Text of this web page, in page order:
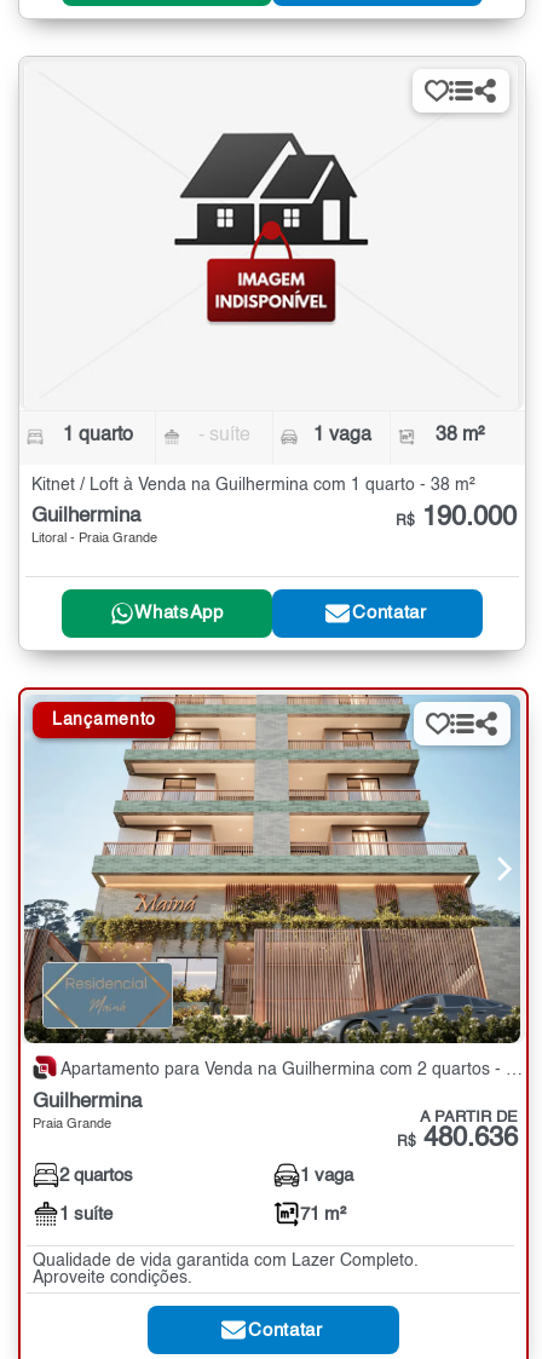
1 quarto - suíte 1 vaga 38 m²
Kitnet / Loft à Venda na Guilhermina com 1 quarto - 38 m²
Guilhermina
Litoral - Praia Grande
R$ 190.000
WhatsApp Contatar
Lançamento
Apartamento para Venda na Guilhermina com 2 quartos - 71 m²
Guilhermina
Praia Grande A PARTIR DE
R$ 480.636
2 quartos
1 suíte
1 vaga
71 m²
Qualidade de vida garantida com Lazer Completo.
Aproveite condições.
Contatar